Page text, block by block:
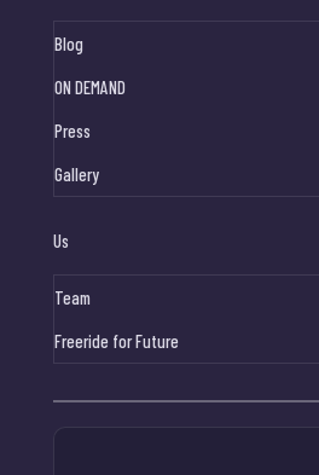
Blog
ON DEMAND
Press
Gallery
Us
Team
Freeride for Future